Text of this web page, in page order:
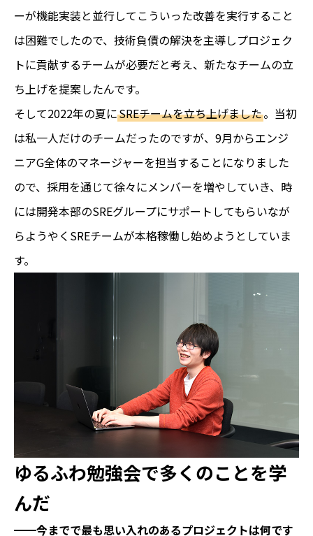
ーが機能実装と並行してこういった改善を実行すること
は困難でしたので、技術負債の解決を主導しプロジェク
トに貢献するチームが必要だと考え、新たなチームの立
ち上げを提案したんです。
そして2022年の夏にSREチームを立ち上げました。当初
は私一人だけのチームだったのですが、9月からエンジ
ニアG全体のマネージャーを担当することになりました
ので、採用を通じて徐々にメンバーを増やしていき、時
には開発本部のSREグループにサポートしてもらいなが
らようやくSREチームが本格稼働し始めようとしていま
す。
ゆるふわ勉強会で多くのことを学
んだ
━━今までで最も思い入れのあるプロジェクトは何です